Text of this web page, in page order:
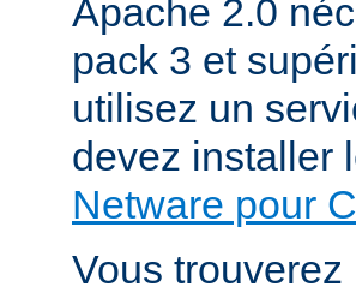
Apache 2.0
pack 3 et
utilisez un
devez installer
Netware pour
Vous